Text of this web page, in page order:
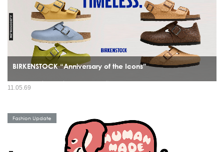
BIRKENSTOCK “Anniversary of the Icons”
มีรองเท้าไม่กี่แบรนด์ที่สามารถข้ามผ่านทั้งยุคสมัย เทรนด์ และวัฒนธรรมได้โดยยังดู
11.05.69
Fashion Update